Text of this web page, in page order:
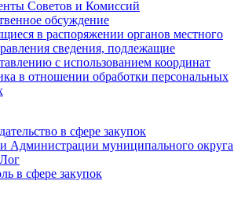
Советов и Комиссий
обсуждение
в распоряжении органов местного
сведения, подлежащие
с использованием координат
в отношении обработки персональных
в сфере закупок
Администрации муниципального округа
в сфере закупок